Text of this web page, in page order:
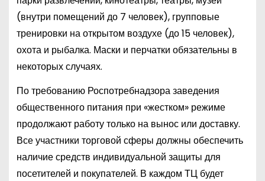
(внутри помещений до 7 человек), групповые
тренировки на открытом воздухе (до 15 человек),
охота и рыбалка. Маски и перчатки обязательны в
некоторых случаях.
По требованию Роспотребнадзора заведения
общественного питания при «жестком» режиме
продолжают работу только на вынос или доставку.
Все участники торговой сферы должны обеспечить
наличие средств индивидуальной защиты для
посетителей и покупателей. В каждом ТЦ будет